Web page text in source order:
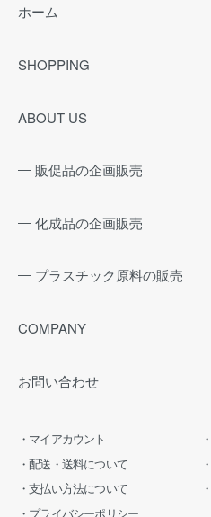
ホーム
SHOPPING
ABOUT US
販促品の企画販売
化成品の企画販売
プラスチック原料の販売
COMPANY
お問い合わせ
マイアカウント
配送・送料について
支払い方法について
プライバシーポリシー